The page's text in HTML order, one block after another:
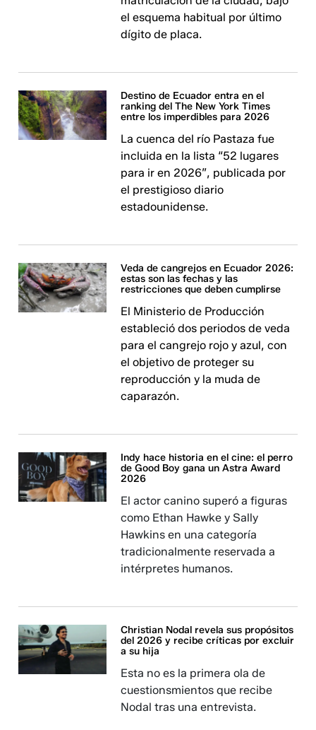
el esquema habitual por último
dígito de placa.
Destino de Ecuador entra en el
ranking del The New York Times
entre los imperdibles para 2026
La cuenca del río Pastaza fue
incluida en la lista “52 lugares
para ir en 2026”, publicada por
el prestigioso diario
estadounidense.
Veda de cangrejos en Ecuador 2026:
estas son las fechas y las
restricciones que deben cumplirse
El Ministerio de Producción
estableció dos periodos de veda
para el cangrejo rojo y azul, con
el objetivo de proteger su
reproducción y la muda de
caparazón.
Indy hace historia en el cine: el perro
de Good Boy gana un Astra Award
2026
El actor canino superó a figuras
como Ethan Hawke y Sally
Hawkins en una categoría
tradicionalmente reservada a
intérpretes humanos.
Christian Nodal revela sus propósitos
del 2026 y recibe críticas por excluir
a su hija
Esta no es la primera ola de
cuestionsmientos que recibe
Nodal tras una entrevista.